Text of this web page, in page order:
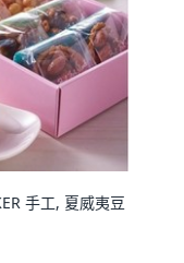
手工, 夏威夷豆